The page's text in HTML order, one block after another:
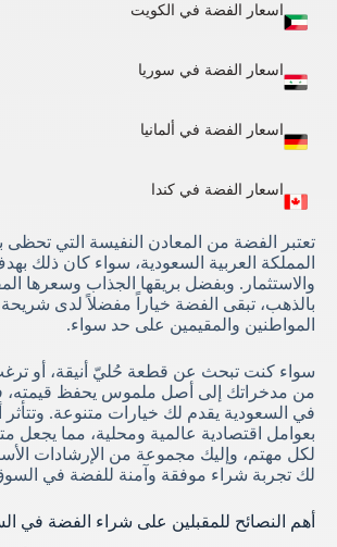
اسعار الفضة في الكويت​
اسعار الفضة في سوريا
اسعار الفضة في ألمانيا​
اسعار الفضة في كندا​
تعتبر الفضة من المعادن النفيسة التي تحظى
المملكة العربية السعودية، سواء كان ذلك بهدف
والاستثمار. وبفضل بريقها الجذاب وسعرها
بالذهب، تبقى الفضة خياراً مفضلاً لدى
المواطنين والمقيمين على حد سواء.
سواء كنت تبحث عن قطعة حُليّ أنيقة، أو
من مدخراتك إلى أصل ملموس يحفظ قيمته،
في السعودية يقدم لك خيارات متنوعة.
بعوامل اقتصادية عالمية ومحلية، مما يجعل
لكل مهتم، وإليك مجموعة من الإرشادات
لك تجربة شراء موفقة وآمنة للفضة في
أهم النصائح للمقبلين على شراء الفضة في